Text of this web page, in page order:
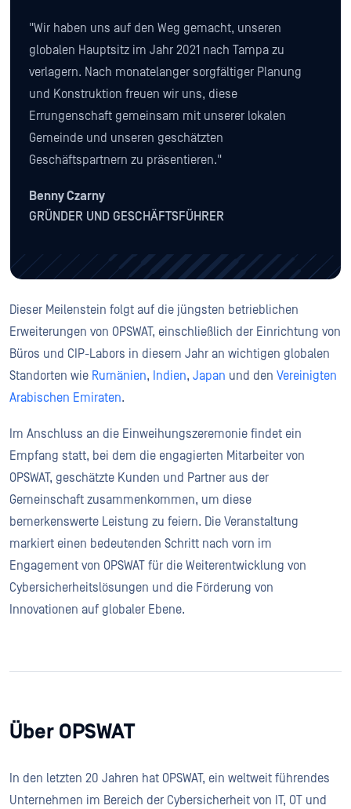
"Wir haben uns auf den Weg gemacht, unseren
globalen Hauptsitz im Jahr 2021 nach Tampa zu
verlagern. Nach monatelanger sorgfältiger Planung
und Konstruktion freuen wir uns, diese
Errungenschaft gemeinsam mit unserer lokalen
Gemeinde und unseren geschätzten
Geschäftspartnern zu präsentieren."
Benny Czarny
GRÜNDER UND GESCHÄFTSFÜHRER
Dieser Meilenstein folgt auf die jüngsten betrieblichen
Erweiterungen von OPSWAT, einschließlich der Einrichtung von
Büros und CIP-Labors in diesem Jahr an wichtigen globalen
Standorten wie Rumänien, Indien, Japan und den Vereinigten
Arabischen Emiraten.
Im Anschluss an die Einweihungszeremonie findet ein
Empfang statt, bei dem die engagierten Mitarbeiter von
OPSWAT, geschätzte Kunden und Partner aus der
Gemeinschaft zusammenkommen, um diese
bemerkenswerte Leistung zu feiern. Die Veranstaltung
markiert einen bedeutenden Schritt nach vorn im
Engagement von OPSWAT für die Weiterentwicklung von
Cybersicherheitslösungen und die Förderung von
Innovationen auf globaler Ebene.
Über OPSWAT
In den letzten 20 Jahren hat OPSWAT, ein weltweit führendes
Unternehmen im Bereich der Cybersicherheit von IT, OT und